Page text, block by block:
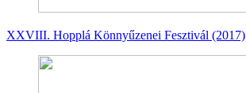
XXVIII. Hopplá Könnyűzenei Fesztivál (2017)